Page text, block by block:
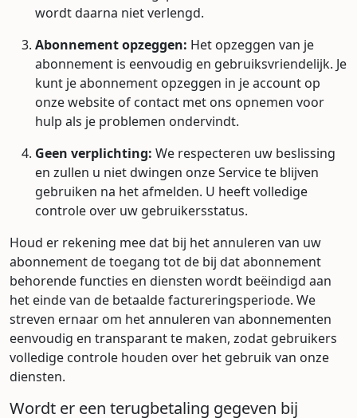
wordt daarna niet verlengd.
Abonnement opzeggen: Het opzeggen van je
abonnement is eenvoudig en gebruiksvriendelijk. Je
kunt je abonnement opzeggen in je account op
onze website of contact met ons opnemen voor
hulp als je problemen ondervindt.
Geen verplichting: We respecteren uw beslissing
en zullen u niet dwingen onze Service te blijven
gebruiken na het afmelden. U heeft volledige
controle over uw gebruikersstatus.
Houd er rekening mee dat bij het annuleren van uw
abonnement de toegang tot de bij dat abonnement
behorende functies en diensten wordt beëindigd aan
het einde van de betaalde factureringsperiode. We
streven ernaar om het annuleren van abonnementen
eenvoudig en transparant te maken, zodat gebruikers
volledige controle houden over het gebruik van onze
diensten.
Wordt er een terugbetaling gegeven bij